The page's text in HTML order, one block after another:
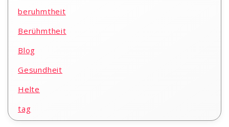
beruhmtheit
Berühmtheit
Blog
Gesundheit
Helte
tag